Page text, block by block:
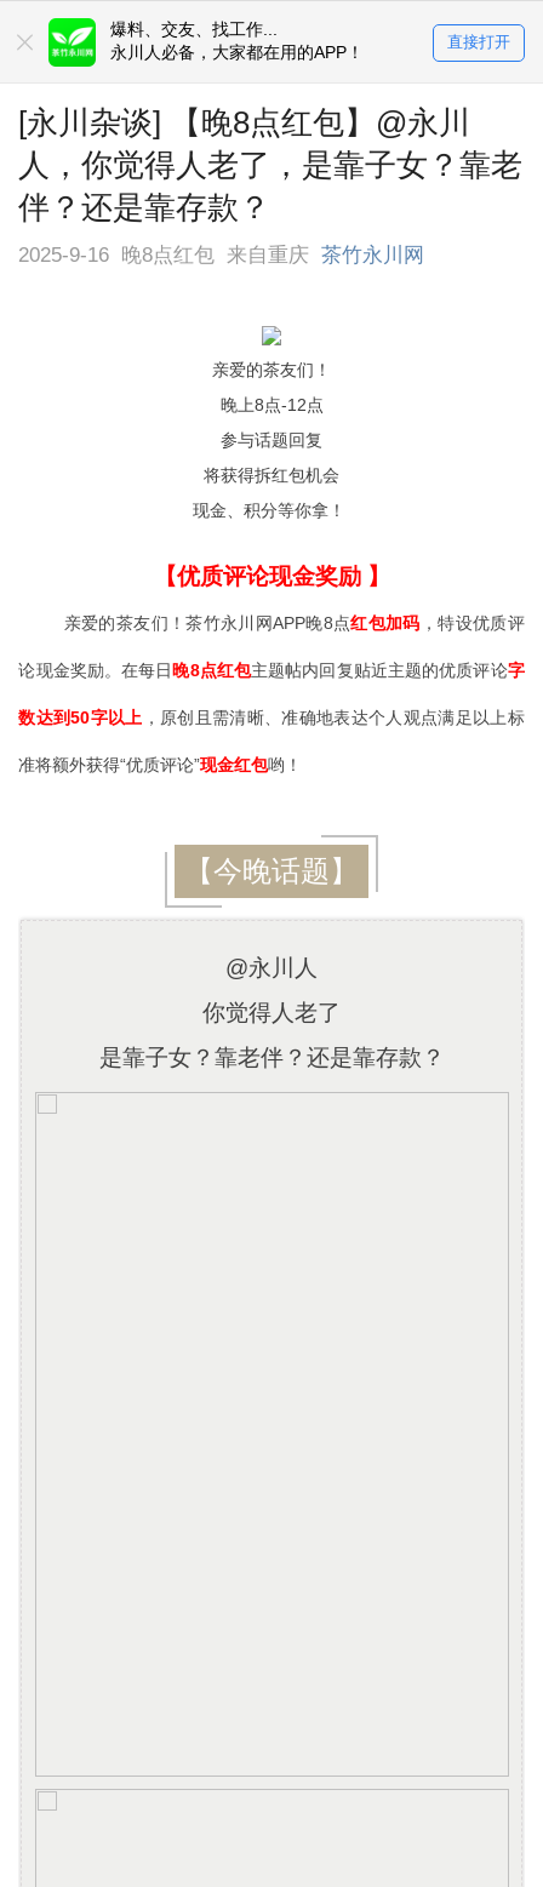
爆料、交友、找工作...
永川人必备，大家都在用的APP！
直接打开
[永川杂谈] 【晚8点红包】@永川
人，你觉得人老了，是靠子女？靠老
伴？还是靠存款？
2025-9-16 晚8点红包 来自重庆 茶竹永川网
亲爱的茶友们！
晚上8点-12点
参与话题回复
将获得拆红包机会
现金、积分等你拿！
【优质评论现金奖励 】
亲爱的茶友们！茶竹永川网APP晚8点红包加码 ，特设优质评
论现金奖励。在每日晚8点红包主题帖内回复贴近主题的优质评论字
数达到50字以上 ，原创且需清晰、准确地表达个人观点满足以上标
准将额外获得“优质评论”现金红包哟！
【今晚话题】
@永川人
你觉得人老了
是靠子女？靠老伴？还是靠存款？